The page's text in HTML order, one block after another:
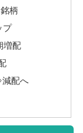
柄
プ
増配
配へ